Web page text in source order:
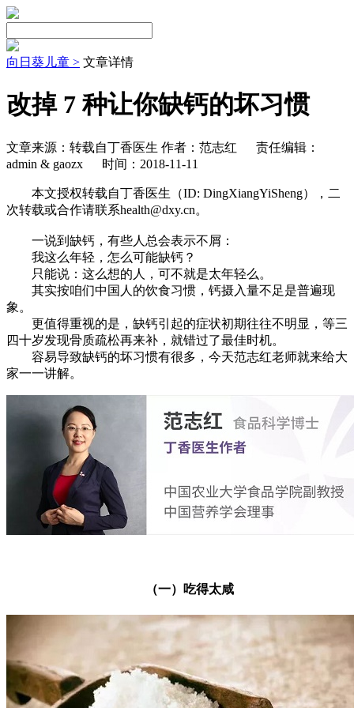
向日葵儿童 > 文章详情
改掉 7 种让你缺钙的坏习惯
文章来源：转载自丁香医生 作者：范志红
责任编辑：
admin & gaozx
时间：2018-11-11
本文授权转载自丁香医生（ID: DingXiangYiSheng），二
次转载或合作请联系health@dxy.cn。
一说到缺钙，有些人总会表示不屑：
我这么年轻，怎么可能缺钙？
只能说：这么想的人，可不就是太年轻么。
其实按咱们中国人的饮食习惯，钙摄入量不足是普遍现
象。
更值得重视的是，缺钙引起的症状初期往往不明显，等三
四十岁发现骨质疏松再来补，就错过了最佳时机。
容易导致缺钙的坏习惯有很多，今天范志红老师就来给大
家一一讲解。
（一）吃得太咸